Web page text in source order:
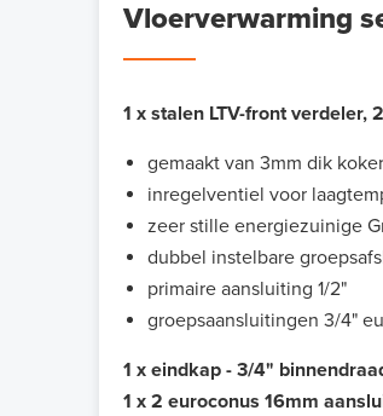
Vloerverwarming
1 x stalen LTV-front verdeler,
gemaakt van 3mm dik
inregelventiel voor
zeer stille energiezuinige
dubbel instelbare
primaire aansluiting 1/2"
groepsaansluitingen 3/4"
1 x eindkap - 3/4"
1 x 2 euroconus 16mm